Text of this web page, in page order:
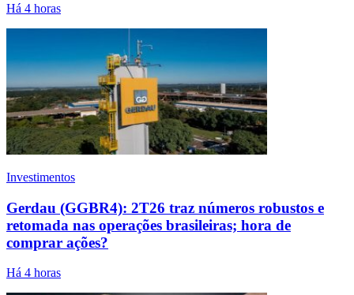
Há 4 horas
Investimentos
Gerdau (GGBR4): 2T26 traz números robustos e
retomada nas operações brasileiras; hora de
comprar ações?
Há 4 horas